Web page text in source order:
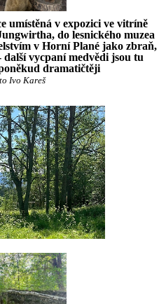
umístěná v expozici ve vitríně
do lesnického muzea
v Horní Plané jako zbraň,
vycpaní medvědi jsou tu
dramatičtěji
Ivo Kareš